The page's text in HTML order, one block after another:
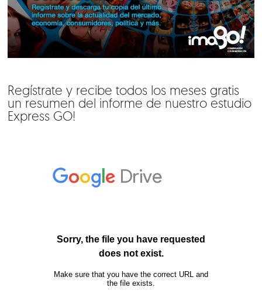
Regístrate y recibe todos los meses gratis
un resumen del informe de nuestro estudio
Express GO!